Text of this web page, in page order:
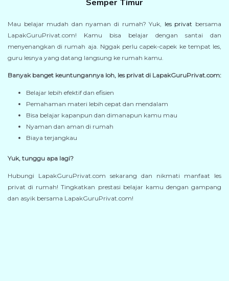
Semper Timur
Mau belajar mudah dan nyaman di rumah? Yuk, les privat bersama
LapakGuruPrivat.com! Kamu bisa belajar dengan santai dan
menyenangkan di rumah aja. Nggak perlu capek-capek ke tempat les,
guru lesnya yang datang langsung ke rumah kamu.
Banyak banget keuntungannya loh, les privat di LapakGuruPrivat.com:
Belajar lebih efektif dan efisien
Pemahaman materi lebih cepat dan mendalam
Bisa belajar kapanpun dan dimanapun kamu mau
Nyaman dan aman di rumah
Biaya terjangkau
Yuk, tunggu apa lagi?
Hubungi LapakGuruPrivat.com sekarang dan nikmati manfaat les
privat di rumah! Tingkatkan prestasi belajar kamu dengan gampang
dan asyik bersama LapakGuruPrivat.com!